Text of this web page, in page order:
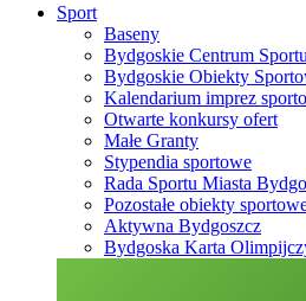
Sport
Baseny
Bydgoskie Centrum Sportu
Bydgoskie Obiekty
Kalendarium imprez
Otwarte konkursy ofert
Małe Granty
Stypendia sportowe
Rada Sportu Miasta
Pozostałe obiekty
Aktywna Bydgoszcz
Bydgoska Karta